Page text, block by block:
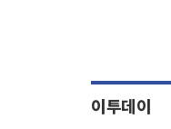
이투데이